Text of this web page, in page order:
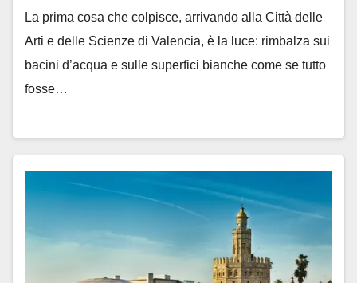
La prima cosa che colpisce, arrivando alla Città delle
Arti e delle Scienze di Valencia, è la luce: rimbalza sui
bacini d’acqua e sulle superfici bianche come se tutto
fosse…